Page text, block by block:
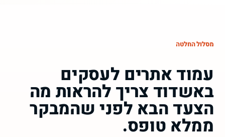
מסלול החלטה
עמוד אתרים לעסקים
באשדוד צריך להראות מה
הצעד הבא לפני שהמבקר
ממלא טופס.